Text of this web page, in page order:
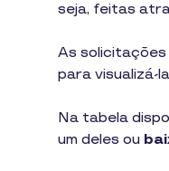
seja, feitas
As
para visualizá-
Na tabela
um deles ou